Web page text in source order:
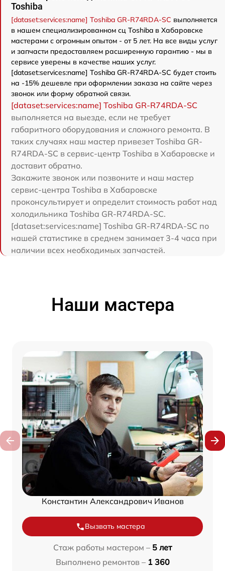
Toshiba
[dataset:services:name] Toshiba GR-R74RDA-SC выполняется
в нашем специализированном сц Toshiba в Хабаровске
мастерами с огромным опытом - от 5 лет. На все виды услуг
и запчасти предоставляем расширенную гарантию - мы в
сервисе уверены в качестве наших услуг.
[dataset:services:name] Toshiba GR-R74RDA-SC будет стоить
на -15% дешевле при оформлении заказа на сайте через
звонок или форму обратной связи.
[dataset:services:name] Toshiba GR-R74RDA-SC
выполняется на выезде, если не требует
габаритного оборудования и сложного ремонта. В
таких случаях наш мастер привезет Toshiba GR-
R74RDA-SC в сервис-центр Toshiba в Хабаровске и
доставит обратно.
Закажите звонок или позвоните и наш мастер
сервис-центра Toshiba в Хабаровске
проконсультирует и определит стоимость работ над
холодильника Toshiba GR-R74RDA-SC.
[dataset:services:name] Toshiba GR-R74RDA-SC по
нашей статистике в среднем занимает 3-4 часа при
наличии всех необходимых запчастей.
Наши мастера
Константин Александрович Иванов
Вызвать мастера
Стаж работы мастером – 5 лет
Выполнено ремонтов – 1 360